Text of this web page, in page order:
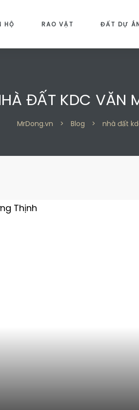
HỘ RAO VẶT ĐẤT DỰ
ĐẤT KDC VĂN
MrDong.vn > Blog > nhà đất